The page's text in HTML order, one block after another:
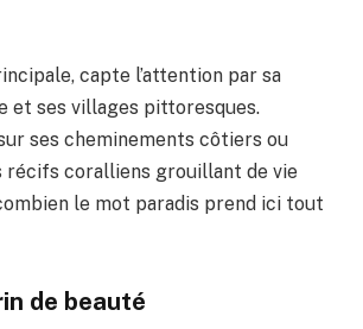
capte l’attention par sa
et ses villages pittoresques.
ses cheminements côtiers ou
récifs coralliens grouillant de vie
le mot paradis prend ici tout
de beauté